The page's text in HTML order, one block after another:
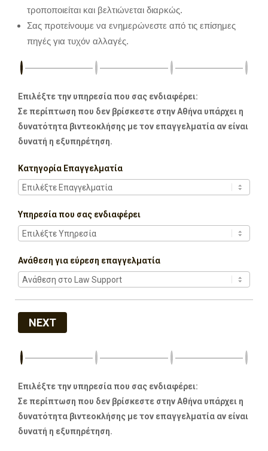
τροποποιείται και βελτιώνεται διαρκώς.
Σας προτείνουμε να ενημερώνεστε από τις επίσημες
πηγές για τυχόν αλλαγές.
Επιλέξτε την υπηρεσία που σας ενδιαφέρει:
Σε περίπτωση που δεν βρίσκεστε στην Αθήνα υπάρχει η
δυνατότητα βιντεοκλήσης με τον επαγγελματία αν είναι
δυνατή η εξυπηρέτηση.
Κατηγορία Επαγγελματία
Υπηρεσία που σας ενδιαφέρει
Ανάθεση για εύρεση επαγγελματία
NEXT
Επιλέξτε την υπηρεσία που σας ενδιαφέρει:
Σε περίπτωση που δεν βρίσκεστε στην Αθήνα υπάρχει η
δυνατότητα βιντεοκλήσης με τον επαγγελματία αν είναι
δυνατή η εξυπηρέτηση.